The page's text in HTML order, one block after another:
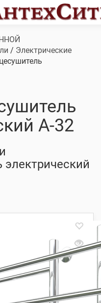
/ Электрические
А-32
электрический